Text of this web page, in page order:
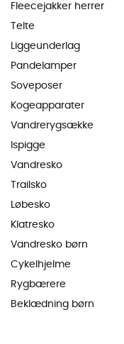
Fleecejakker herrer
Telte
Liggeunderlag
Pandelamper
Soveposer
Kogeapparater
Vandrerygsække
Ispigge
Vandresko
Trailsko
Løbesko
Klatresko
Vandresko børn
Cykelhjelme
Rygbærere
Beklædning børn